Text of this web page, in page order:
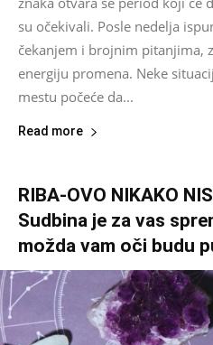
su očekivali. Posle nedelja
čekanjem i brojnim pitanjima,
energiju promena. Neke
mestu počeće da...
Read more
RIBA-OVO NIKAKO
Sudbina je za vas
možda vam oči budu